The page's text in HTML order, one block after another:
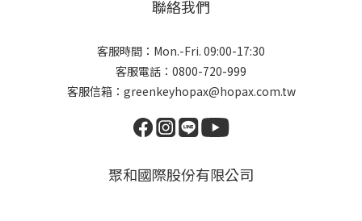
聯絡我們
客服時間：Mon.-Fri. 09:00-17:30
客服電話：0800-720-999
客服信箱：greenkeyhopax@hopax.com.tw
聚和國際股份有限公司